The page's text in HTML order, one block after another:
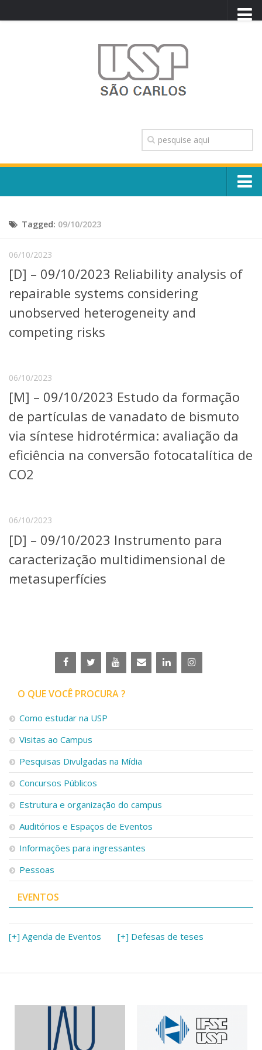
TRANSPARÊNCIA
OUVIDORIA
CONTATO
Escola, Institutos e Órgãos
Núcleos e Comissões
Telefones e Mapas
Pessoas
Ensino
Graduação
Pós-Graduação
Pesquisa e Inovação
Linhas de Pesquisa
Centros, Núcleos e Projetos em Rede
Pós-doutorado
Iniciação Científica
Transferência de Tecnologia
Empresas Juniores
Extensão à Comunidade
Bibliotecas
Apoio ao Estudante
Segurança, Trânsito e Prevenção
RH, Administrativo e Financeiro
Jornal da USP
Agenda de Eventos
Tagged: 09/10/2023
06/10/2023
[D] – 09/10/2023 Reliability analysis of
repairable systems considering
unobserved heterogeneity and
competing risks
06/10/2023
[M] – 09/10/2023 Estudo da formação
de partículas de vanadato de bismuto
via síntese hidrotérmica: avaliação da
eficiência na conversão fotocatalítica de
CO2
06/10/2023
[D] – 09/10/2023 Instrumento para
caracterização multidimensional de
metasuperfícies
O QUE VOCÊ PROCURA ?
Como estudar na USP
Visitas ao Campus
Pesquisas Divulgadas na Mídia
Concursos Públicos
Estrutura e organização do campus
Auditórios e Espaços de Eventos
Informações para ingressantes
Pessoas
EVENTOS
[+] Agenda de Eventos [+] Defesas de teses